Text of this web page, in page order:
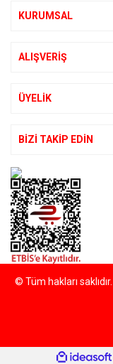
KURUMSAL
ALIŞVERİŞ
ÜYELİK
BİZİ TAKİP EDİN
© Tüm hakları